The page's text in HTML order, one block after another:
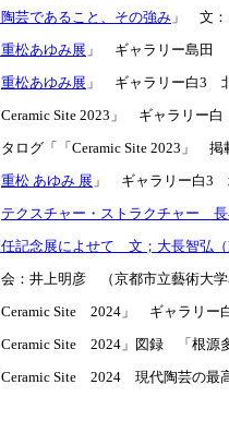
陶芸であること、その強み 」 文：
重松あゆみ展 」 ギャラリー島田
重松あゆみ展 」 ギャラリー白3
Ceramic Site 2023」 ギャラリ
ログ「「Ceramic Site 2023」
重松 あゆみ 展 」 ギャラリー白3
テクスチャー・ストラクチャー
記念展によせて 文；大長智弘
：井上明彦 （京都市立藝術大
Ceramic Site 2024」 ギャラリ
Ceramic Site 2024」図録 「根源
Ceramic Site 2024 現代陶芸の